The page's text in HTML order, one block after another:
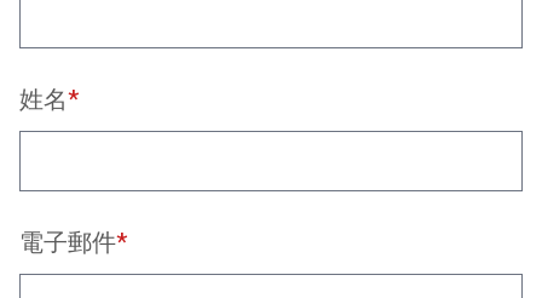
姓名*
電子郵件*